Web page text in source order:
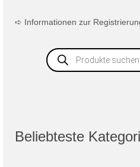
➪ Informationen zur
Products
search
Beliebteste